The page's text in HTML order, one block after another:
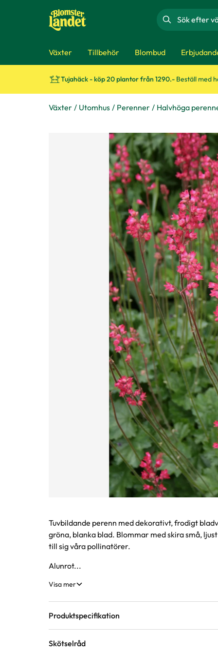
Sök
Växter Tillbehör Blombud
Tujahäck - köp 20 plantor från 1290.- Beställ med
Växter Utomhus Perenner Halvhöga
Produktinformation
Tuvbildande perenn med dekorativt, frodigt
gröna, blanka blad. Blommar med skira små,
till sig våra pollinatörer.
Alunrot...
Visa mer
Produktspecifikation
Krukstorlek
Skötselråd